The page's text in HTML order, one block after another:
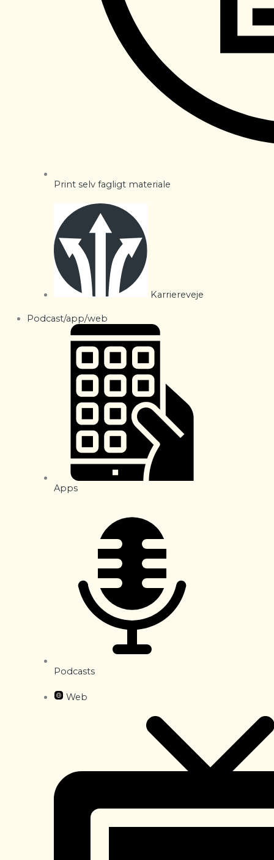
Print selv fagligt materiale
Karriereveje
Podcast/app/web
Apps
Podcasts
Web